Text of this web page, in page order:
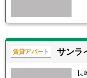
賃貸アパート サンラ
長